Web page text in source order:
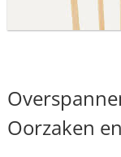
Oorzaken